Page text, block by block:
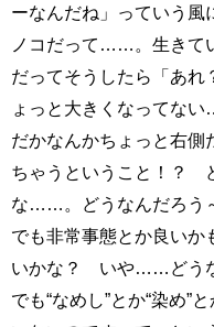
ーなんだね」っていう風
ノコだって……。生きて
だってそうしたら「あ
ょっと大きくなってな
だかなんかちょっと右側
ちゃうということ！？
な……。どうなんだろう
でも非常事態とか良い
いかな？ いや……どう
でも“なめし”とか“染め”